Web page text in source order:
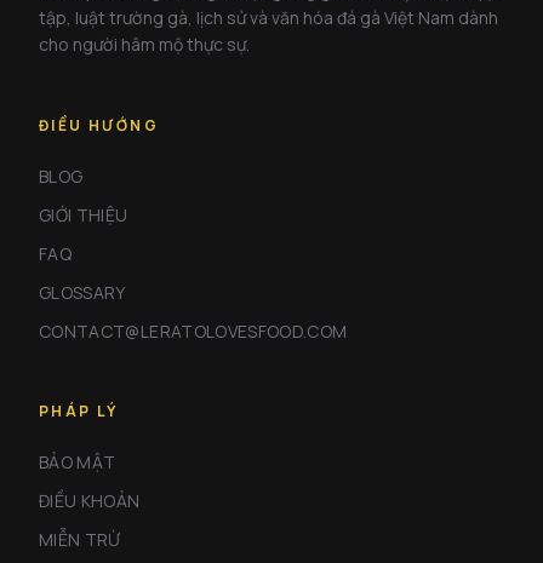
tập, luật trường gà, lịch sử và văn hóa đá gà Việt Nam dành
cho người hâm mộ thực sự.
ĐIỀU HƯỚNG
BLOG
GIỚI THIỆU
FAQ
GLOSSARY
CONTACT@LERATOLOVESFOOD.COM
PHÁP LÝ
BẢO MẬT
ĐIỀU KHOẢN
MIỄN TRỪ